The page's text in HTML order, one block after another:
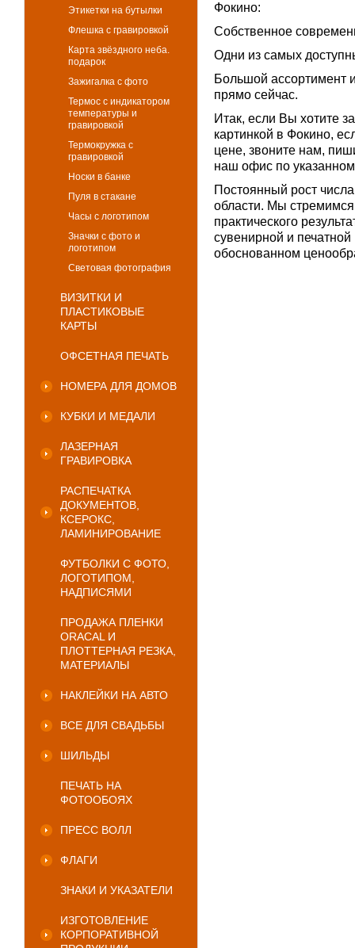
Этикетки на бутылки
Флешка с гравировкой
Карта звёздного неба.
подарок
Зажигалка с фото
Термос с индикатором
температуры и
гравировкой
Термокружка с
гравировкой
Носки в банке
Пуля в стакане
Часы с логотипом
Значки с фото и
логотипом
Световая фотография
ВИЗИТКИ И
ПЛАСТИКОВЫЕ
КАРТЫ
ОФСЕТНАЯ ПЕЧАТЬ
НОМЕРА ДЛЯ ДОМОВ
КУБКИ И МЕДАЛИ
ЛАЗЕРНАЯ
ГРАВИРОВКА
РАСПЕЧАТКА
ДОКУМЕНТОВ,
КСЕРОКС,
ЛАМИНИРОВАНИЕ
ФУТБОЛКИ С ФОТО,
ЛОГОТИПОМ,
НАДПИСЯМИ
ПРОДАЖА ПЛЕНКИ
ORACAL И
ПЛОТТЕРНАЯ РЕЗКА,
МАТЕРИАЛЫ
НАКЛЕЙКИ НА АВТО
ВСЕ ДЛЯ СВАДЬБЫ
ШИЛЬДЫ
ПЕЧАТЬ НА
ФОТООБОЯХ
ПРЕСС ВОЛЛ
ФЛАГИ
ЗНАКИ И УКАЗАТЕЛИ
ИЗГОТОВЛЕНИЕ
КОРПОРАТИВНОЙ
Фокино:
Собственное
Одни из самых
Большой ассортимент
прямо сейчас.
Итак, если Вы хотите
картинкой в Фокино,
цене, звоните нам,
наш офис по
Постоянный рост
области. Мы стремимся
практического
сувенирной и
обоснованном